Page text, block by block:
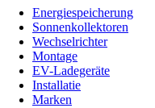
Energiespeicherung
Sonnenkollektoren
Wechselrichter
Montage
EV-Ladegeräte
Installatie
Marken